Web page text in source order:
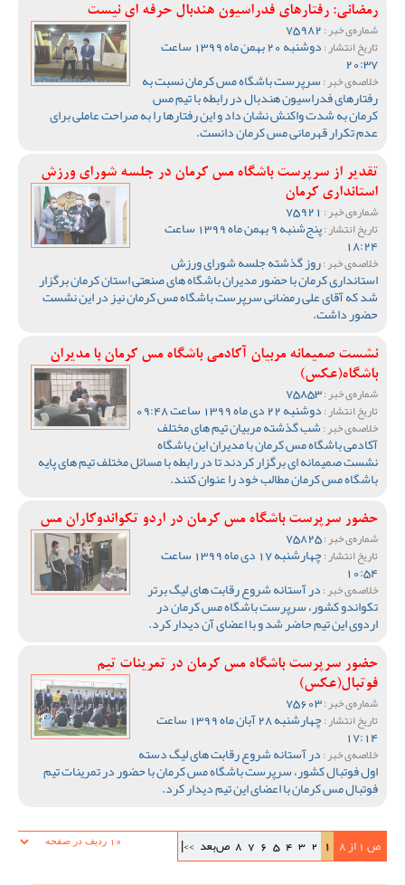
رمضانی: رفتارهای فدراسیون هندبال حرفه ای نیست
شماره‌ی خبر :
تاریخ انتشار : دوشنبه 20 بهمن ماه 1399 ساعت
20:37
خلاصه‌ی خبر :سرپرست باشگاه مس کرمان نسبت به
رفتارهای فدراسیون هندبال در رابطه با تیم مس
کرمان به شدت واکنش نشان داد و این رفتارها را به صراحت عاملی برای
عدم تکرار قهرمانی مس کرمان دانست.
تقدیر از سرپرست باشگاه مس کرمان در جلسه شورای ورزش
استانداری کرمان
شماره‌ی خبر :
تاریخ انتشار : پنج‌شنبه 9 بهمن ماه 1399 ساعت
18:24
خلاصه‌ی خبر :روز گذشته جلسه شورای ورزش
استانداری کرمان با حضور مدیران باشگاه های صنعتی استان کرمان برگزار
شد که آقای علی رمضانی سرپرست باشگاه مس کرمان نیز در این نشست
حضور داشت.
نشست صمیمانه مربیان آکادمی باشگاه مس کرمان با مدیران
باشگاه(عکس)
شماره‌ی خبر :
تاریخ انتشار :دوشنبه 22 دی ماه 1399 ساعت 09:48
خلاصه‌ی خبر :شب گذشته مربیان تیم های مختلف
آکادمی باشگاه مس کرمان با مدیران این باشگاه
نشست صمیمانه ای برگزار کردند تا در رابطه با مسائل مختلف تیم های پایه
باشگاه مس کرمان مطالب خود را عنوان کنند.
حضور سرپرست باشگاه مس کرمان در اردو تکواندوکاران مس
شماره‌ی خبر :
تاریخ انتشار : چهارشنبه 17 دی ماه 1399 ساعت
10:54
خلاصه‌ی خبر :در آستانه شروع رقابت های لیگ برتر
تکواندو کشور، سرپرست باشگاه مس کرمان در
اردوی این تیم حاضر شد و با اعضای آن دیدار کرد.
حضور سرپرست باشگاه مس کرمان در تمرینات تیم
فوتبال(عکس)
شماره‌ی خبر :
تاریخ انتشار : چهارشنبه 28 آبان ماه 1399 ساعت
17:14
خلاصه‌ی خبر :در آستانه شروع رقابت های لیگ دسته
اول فوتبال کشور، سرپرست باشگاه مس کرمان با حضور در تمرینات تیم
فوتبال مس کرمان با اعضای این تیم دیدار کرد.
ص 1 از 8 1
2
3
4
5
6
7
8 ص‌بعد >>|